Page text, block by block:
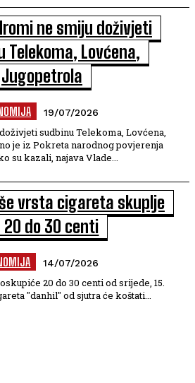
ne smiju doživjeti
Telekoma, Lovćena,
Jugopetrola
19/07/2026
sudbinu Telekoma, Lovćena,
je iz Pokreta narodnog povjerenja
Kako su kazali, najava Vlade...
vrsta cigareta skuplje
20 do 30 centi
14/07/2026
20 do 30 centi od srijede, 15.
"danhil" od sjutra će koštati...